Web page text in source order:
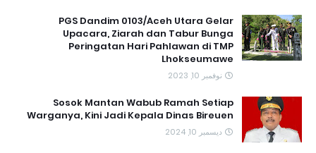
PGS Dandim 0103/Aceh Utara Gelar
Upacara, Ziarah dan Tabur Bunga
Peringatan Hari Pahlawan di TMP
Lhokseumawe
نوفمبر 10, 2023
Sosok Mantan Wabub Ramah Setiap
Warganya, Kini Jadi Kepala Dinas Bireuen
ديسمبر 10, 2024